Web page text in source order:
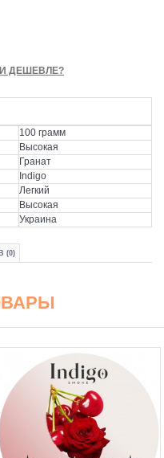
ДЕШЕВЛЕ?
100 грамм
Высокая
Гранат
Indigo
Легкий
Высокая
Украина
(0)